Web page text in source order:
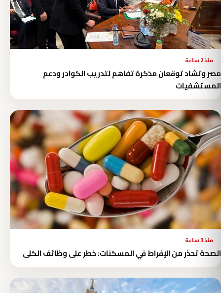
منذ 2 ساعة
مصر وتشاد توقعان مذكرة تفاهم لتدريب الكوادر ودعم
المستشفيات
منذ 3 ساعة
الصحة تحذر من الإفراط في المسكنات: خطر على وظائف الكلى